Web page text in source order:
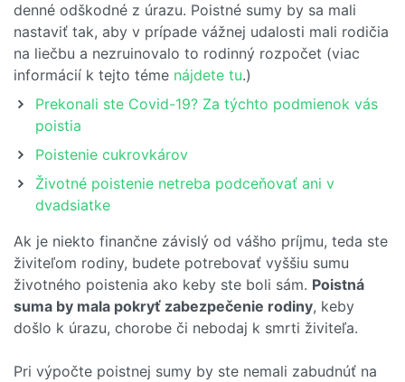
denné odškodné z úrazu. Poistné sumy by sa mali
nastaviť tak, aby v prípade vážnej udalosti mali rodičia
na liečbu a nezruinovalo to rodinný rozpočet (viac
informácií k tejto téme nájdete tu.)
Prekonali ste Covid-19? Za týchto podmienok vás
poistia
Poistenie cukrovkárov
Životné poistenie netreba podceňovať ani v
dvadsiatke
Ak je niekto finančne závislý od vášho príjmu, teda ste
živiteľom rodiny, budete potrebovať vyššiu sumu
životného poistenia ako keby ste boli sám. Poistná
suma by mala pokryť zabezpečenie rodiny, keby
došlo k úrazu, chorobe či nebodaj k smrti živiteľa.
Pri výpočte poistnej sumy by ste nemali zabudnúť na